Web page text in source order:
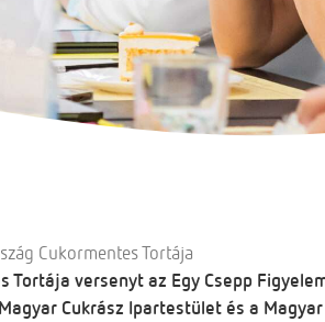
Cukormentes Tortája
Tortája versenyt az Egy Csepp
Cukrász Ipartestület és a